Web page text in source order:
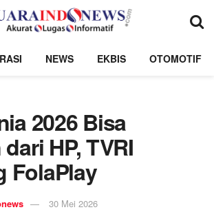
NEWS EKBIS OTOMOTIF
2026 Bisa
HP, TVRI
FolaPlay
30 Mei 2026